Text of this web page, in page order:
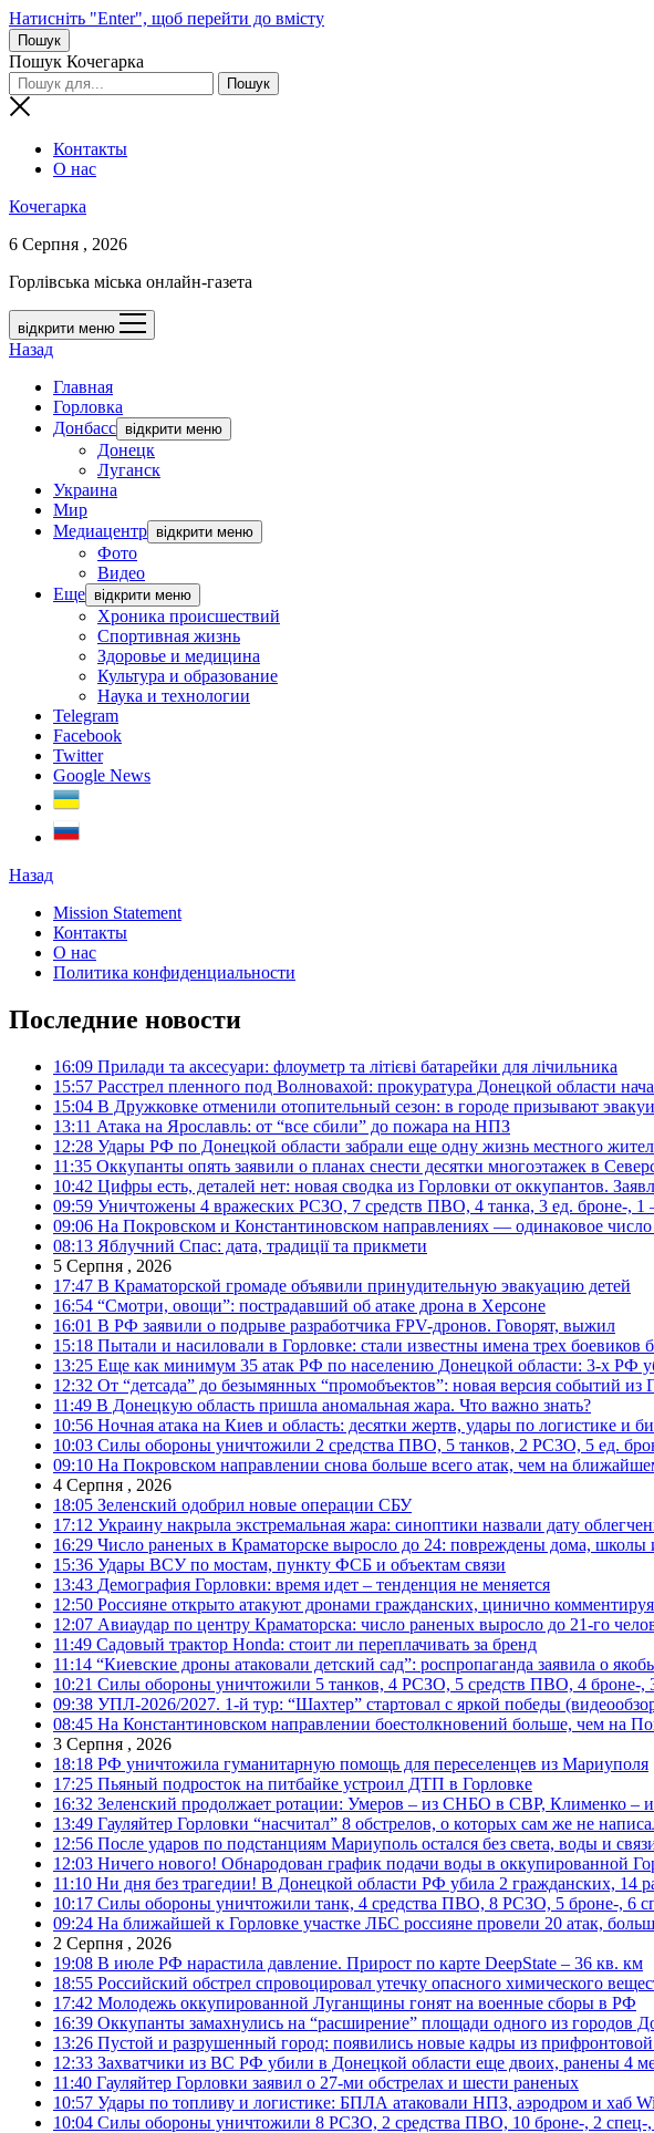
Натисніть "Enter", щоб перейти до вмісту
Пошук
Пошук Кочегарка
Контакты
О нас
Кочегарка
6 Серпня , 2026
Горлівська міська онлайн-газета
відкрити меню
Назад
Главная
Горловка
Донбасс відкрити меню
Донецк
Луганск
Украина
Мир
Медиацентр відкрити меню
Фото
Видео
Еще відкрити меню
Хроника происшествий
Спортивная жизнь
Здоровье и медицина
Культура и образование
Наука и технологии
Telegram
Facebook
Twitter
Google News
Назад
Mission Statement
Контакты
О нас
Политика конфиденциальности
Последние новости
16:09 Прилади та аксесуари: флоуметр та літієві батарейки для лічильника
15:57 Расстрел пленного под Волновахой: прокуратура Донецкой области
15:04 В Дружковке отменили отопительный сезон: в городе призывают
13:11 Атака на Ярославль: от “все сбили” до пожара на НПЗ
12:28 Удары РФ по Донецкой области забрали еще одну жизнь местного
11:35 Оккупанты опять заявили о планах снести десятки многоэтажек в
10:42 Цифры есть, деталей нет: новая сводка из Горловки от оккупантов.
09:59 Уничтожены 4 вражеских РСЗО, 7 средств ПВО, 4 танка, 3 ед. броне-,
09:06 На Покровском и Константиновском направлениях — одинаковое число
08:13 Яблучний Спас: дата, традиції та прикмети
5 Серпня , 2026
17:47 В Краматорской громаде объявили принудительную эвакуацию детей
16:54 “Смотри, овощи”: пострадавший об атаке дрона в Херсоне
16:01 В РФ заявили о подрыве разработчика FPV-дронов. Говорят, выжил
15:18 Пытали и насиловали в Горловке: стали известны имена трех боевиков
13:25 Еще как минимум 35 атак РФ по населению Донецкой области: 3-х РФ
12:32 От “детсада” до безымянных “промобъектов”: новая версия событий из
11:49 В Донецкую область пришла аномальная жара. Что важно знать?
10:56 Ночная атака на Киев и область: десятки жертв, удары по логистике и
10:03 Силы обороны уничтожили 2 средства ПВО, 5 танков, 2 РСЗО, 5 ед.
09:10 На Покровском направлении снова больше всего атак, чем на
4 Серпня , 2026
18:05 Зеленский одобрил новые операции СБУ
17:12 Украину накрыла экстремальная жара: синоптики назвали дату
16:29 Число раненых в Краматорске выросло до 24: повреждены дома, школы
15:36 Удары ВСУ по мостам, пункту ФСБ и объектам связи
13:43 Демография Горловки: время идет – тенденция не меняется
12:50 Россияне открыто атакуют дронами гражданских, цинично
12:07 Авиаудар по центру Краматорска: число раненых выросло до 21-го
11:49 Садовый трактор Honda: стоит ли переплачивать за бренд
11:14 “Киевские дроны атаковали детский сад”: роспропаганда заявила о
10:21 Силы обороны уничтожили 5 танков, 4 РСЗО, 5 средств ПВО, 4 броне-,
09:38 УПЛ-2026/2027. 1-й тур: “Шахтер” стартовал с яркой победы
08:45 На Константиновском направлении боестолкновений больше, чем на
3 Серпня , 2026
18:18 РФ уничтожила гуманитарную помощь для переселенцев из Мариуполя
17:25 Пьяный подросток на питбайке устроил ДТП в Горловке
16:32 Зеленский продолжает ротации: Умеров – из СНБО в СВР, Клименко
13:49 Гауляйтер Горловки “насчитал” 8 обстрелов, о которых сам же не
12:56 После ударов по подстанциям Мариуполь остался без света, воды и
12:03 Ничего нового! Обнародован график подачи воды в оккупированной
11:10 Ни дня без трагедии! В Донецкой области РФ убила 2 гражданских, 14
10:17 Силы обороны уничтожили танк, 4 средства ПВО, 8 РСЗО, 5 броне-, 6
09:24 На ближайшей к Горловке участке ЛБС россияне провели 20 атак,
2 Серпня , 2026
19:08 В июле РФ нарастила давление. Прирост по карте DeepState – 36 кв. км
18:55 Российский обстрел спровоцировал утечку опасного химического
17:42 Молодежь оккупированной Луганщины гонят на военные сборы в РФ
16:39 Оккупанты замахнулись на “расширение” площади одного из городов
13:26 Пустой и разрушенный город: появились новые кадры из
12:33 Захватчики из ВС РФ убили в Донецкой области еще двоих, ранены 4
11:40 Гауляйтер Горловки заявил о 27-ми обстрелах и шести раненых
10:57 Удары по топливу и логистике: БПЛА атаковали НПЗ, аэродром и хаб
10:04 Силы обороны уничтожили 8 РСЗО, 2 средства ПВО, 10 броне-, 2 спец-,